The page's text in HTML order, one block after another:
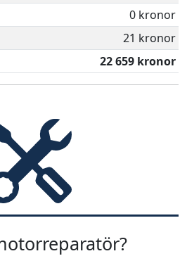
0 kronor
21 kronor
22 659 kronor